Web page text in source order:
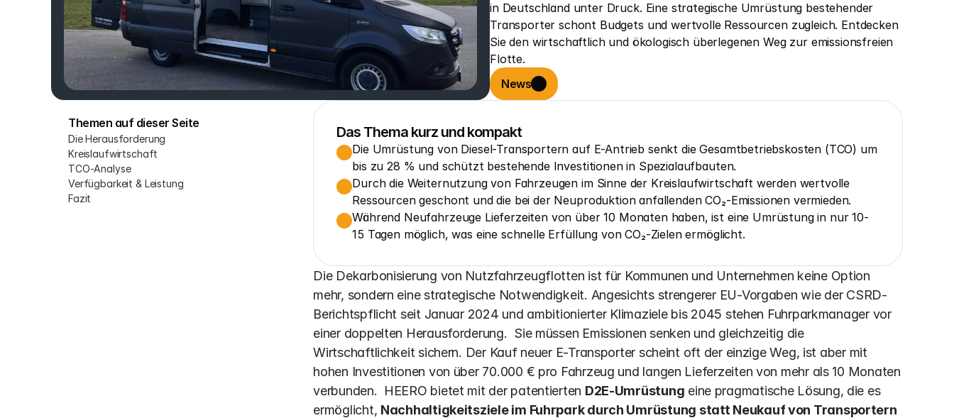
in Deutschland unter Druck. Eine strategische Umrüstung bestehender
Transporter schont Budgets und wertvolle Ressourcen zugleich. Entdecken
Sie den wirtschaftlich und ökologisch überlegenen Weg zur emissionsfreien
Flotte.
News
Themen auf dieser Seite
Die Herausforderung
Kreislaufwirtschaft
TCO-Analyse
Verfügbarkeit & Leistung
Fazit
Das Thema kurz und kompakt
Die Umrüstung von Diesel-Transportern auf E-Antrieb senkt die Gesamtbetriebskosten (TCO) um
bis zu 28 % und schützt bestehende Investitionen in Spezialaufbauten.
Durch die Weiternutzung von Fahrzeugen im Sinne der Kreislaufwirtschaft werden wertvolle
Ressourcen geschont und die bei der Neuproduktion anfallenden CO₂-Emissionen vermieden.
Während Neufahrzeuge Lieferzeiten von über 10 Monaten haben, ist eine Umrüstung in nur 10-
15 Tagen möglich, was eine schnelle Erfüllung von CO₂-Zielen ermöglicht.
Die Dekarbonisierung von Nutzfahrzeugflotten ist für Kommunen und Unternehmen keine Option
mehr, sondern eine strategische Notwendigkeit. Angesichts strengerer EU-Vorgaben wie der CSRD-
Berichtspflicht seit Januar 2024 und ambitionierter Klimaziele bis 2045 stehen Fuhrparkmanager vor
einer doppelten Herausforderung.  Sie müssen Emissionen senken und gleichzeitig die
Wirtschaftlichkeit sichern. Der Kauf neuer E-Transporter scheint oft der einzige Weg, ist aber mit
hohen Investitionen von über 70.000 € pro Fahrzeug und langen Lieferzeiten von mehr als 10 Monaten
verbunden.  HEERO bietet mit der patentierten D2E-Umrüstung eine pragmatische Lösung, die es
ermöglicht, Nachhaltigkeitsziele im Fuhrpark durch Umrüstung statt Neukauf von Transportern